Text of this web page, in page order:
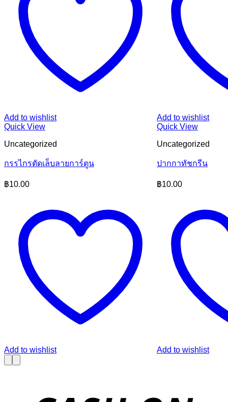
Add to wishlist
Quick View
Uncategorized
กรรไกรตัดเล็บลายการ์ตูน
฿10.00
Add to wishlist
Add to wishlist
Quick View
Uncategorized
ปากกาทัชกรีน
฿10.00
Add to wishlist